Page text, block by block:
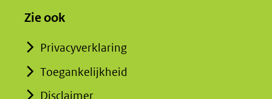
Zie ook
Privacyverklaring
Toegankelijkheid
Disclaimer